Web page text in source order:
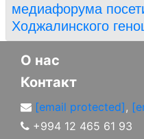
медиафорума
Ходжалинского
О нас
Контакт
[email protected],
+994 12 465 61 93